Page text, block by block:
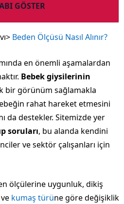
GÖSTER
Beden Ölçüsü Nasıl Alınır?
en önemli aşamalardan
Bebek giysilerinin
bir görünüm sağlamakla
rahat hareket etmesini
da destekler. Sitemizde yer
soruları, bu alanda kendini
ve sektör çalışanları için
ölçülerine uygunluk, dikiş
kumaş türüne göre değişiklik